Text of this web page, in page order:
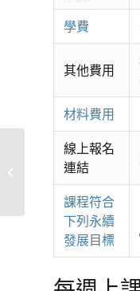
學費
其他費用
材料費用
線上報名
連結
課程符合
下列永續
發展目標
繽紛泰國：泰國料理輕鬆